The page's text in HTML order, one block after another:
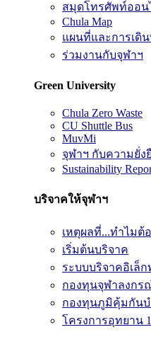
สมุดโทรศัพท์ออน
Chula Map
แผนที่และการเดิน
ร่วมงานกับจุฬาฯ
Green University
Chula Zero Waste
CU Shuttle Bus
MuvMi
จุฬาฯ กับความยั่ง
Sustainability
บริจาคให้จุฬาฯ
เหตุผลที่...ทำไมต้
เริ่มต้นบริจาค
ระบบบริจาคอิเล็
กองทุนจุฬาลงก
กองทุนภูมิคุ้มกันบ
โครงการอุทยาน